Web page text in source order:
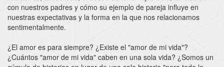
con nuestros padres y cómo su ejemplo de pareja influye en
nuestras expectativas y la forma en la que nos relacionamos
sentimentalmente.
¿El amor es para siempre? ¿Existe el "amor de mi vida"?
¿Cuántos "amor de mi vida" caben en una sola vida? ¿Somos un